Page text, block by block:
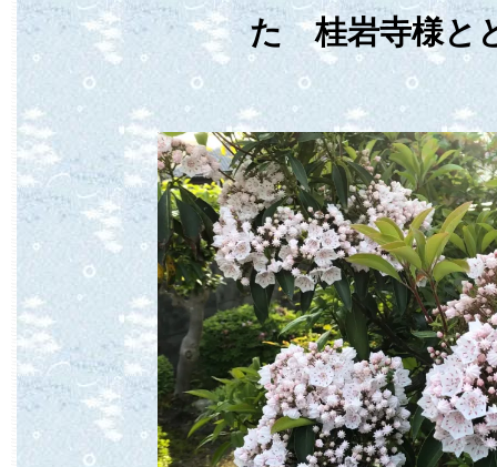
た 桂岩寺様と